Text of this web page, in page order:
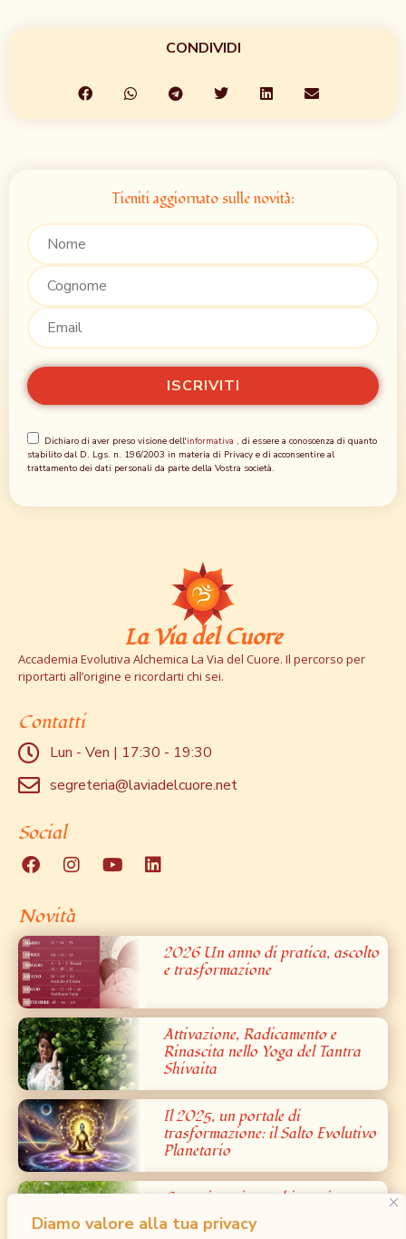
Diamo valore alla tua privacy
CONDIVIDI
Tieniti aggiornato sulle novità:
Dichiaro di aver preso visione dell'informativa , di essere a conoscenza di quanto
stabilito dal D. Lgs. n. 196/2003 in materia di Privacy e di acconsentire al
trattamento dei dati personali da parte della Vostra società.
La Via del Cuore
Accademia Evolutiva Alchemica La Via del Cuore. Il percorso per
riportarti all’origine e ricordarti chi sei.
Contatti
Lun - Ven | 17:30 - 19:30
segreteria@laviadelcuore.net
Social
Novità
2026 Un anno di pratica, ascolto
e trasformazione
Attivazione, Radicamento e
Rinascita nello Yoga del Tantra
Shivaita
Il 2025, un portale di
trasformazione: il Salto Evolutivo
Planetario
Cosa ci sentiamo chiamati a
portare nel mondo?